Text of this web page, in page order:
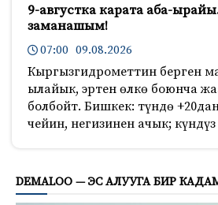
9-августка карата аба-
заманашым!
07:00 09.08.2026
Кыргызгидрометтин берген
ылайык, эртен өлкө боюнча
болбойт. Бишкек: түндө
чейин, негизинен ачык; күндүз
DEMALOO — ЭС АЛУУГА БИР